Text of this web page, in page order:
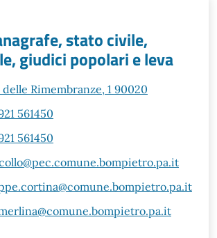
stato civile,
giudici popolari e leva
delle Rimembranze, 1 90020
561450
561450